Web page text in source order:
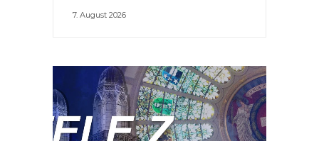
7. August 2026